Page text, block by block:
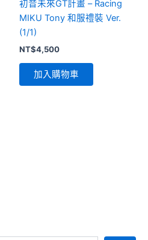
初音未來GT計畫 – Racing
MIKU Tony 和服禮裝 Ver.
(1/1)
NT$4,500
加入購物車